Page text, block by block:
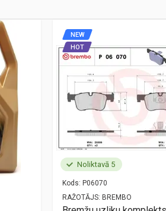
Noliktavā 5
Kods: P06070
RAŽOTĀJS: BREMBO
NEW
HOT